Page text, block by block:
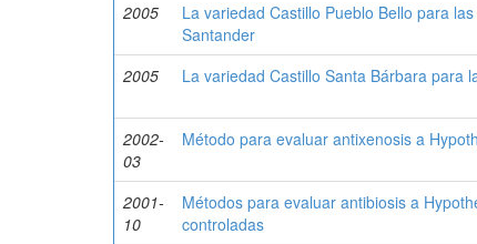
2005
La variedad Castillo Pueblo Bello para
Santander
2005
La variedad Castillo Santa Bárbara para
2002-
03
Método para evaluar antixenosis a
2001-
10
Métodos para evaluar antibiosis a
controladas